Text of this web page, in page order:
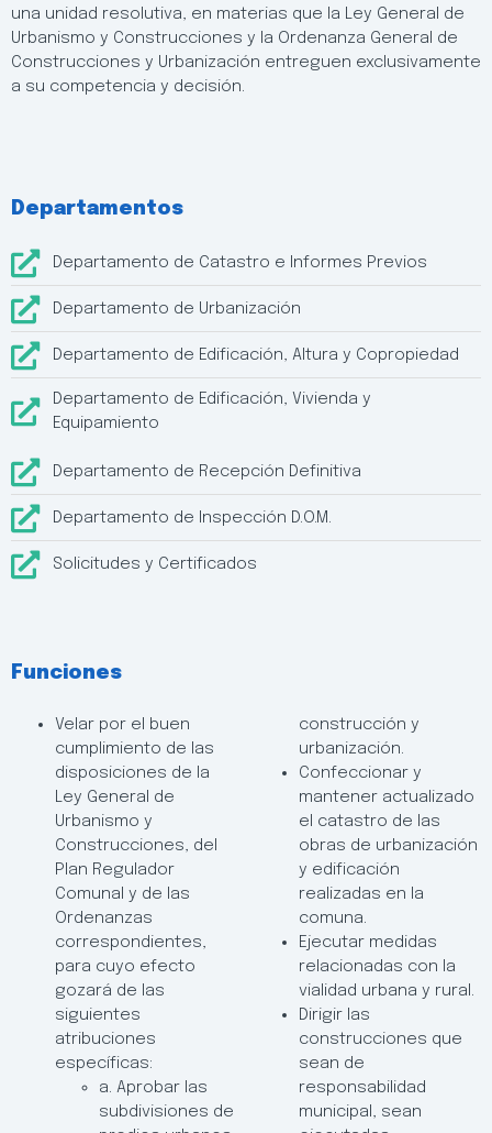
una unidad resolutiva, en materias que la Ley General de
Urbanismo y Construcciones y la Ordenanza General de
Construcciones y Urbanización entreguen exclusivamente
a su competencia y decisión.
Departamentos
Departamento de Catastro e Informes Previos
Departamento de Urbanización
Departamento de Edificación, Altura y Copropiedad
Departamento de Edificación, Vivienda y
Equipamiento
Departamento de Recepción Definitiva
Departamento de Inspección D.O.M.
Solicitudes y Certificados
Funciones
Velar por el buen
cumplimiento de las
disposiciones de la
Ley General de
Urbanismo y
Construcciones, del
Plan Regulador
Comunal y de las
Ordenanzas
correspondientes,
para cuyo efecto
gozará de las
siguientes
atribuciones
específicas:
a. Aprobar las
subdivisiones de
construcción y
urbanización.
Confeccionar y
mantener actualizado
el catastro de las
obras de urbanización
y edificación
realizadas en la
comuna.
Ejecutar medidas
relacionadas con la
vialidad urbana y rural.
Dirigir las
construcciones que
sean de
responsabilidad
municipal, sean